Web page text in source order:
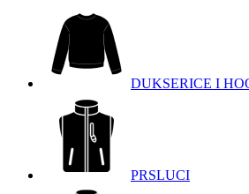
DUKSERICE I
PRSLUCI